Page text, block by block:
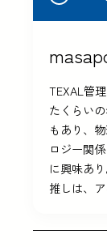
TEXAL管
たくらい
もあり、
ロジー関
に興味あ
推しは、